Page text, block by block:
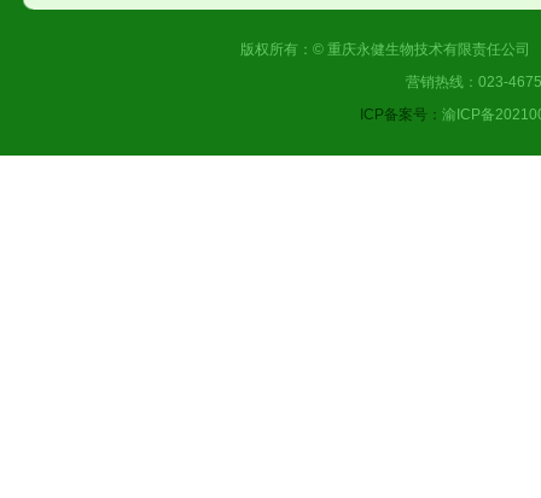
版权所有：© 重庆永健生物技术有限责任
营销热线：023-
ICP备案号： 渝ICP备